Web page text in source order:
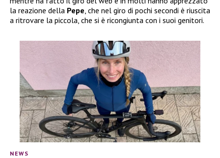
la reazione della Pepe , che nel giro di pochi secondi è riuscita
a ritrovare la piccola, che si è ricongiunta con i suoi genitori.
NEWS